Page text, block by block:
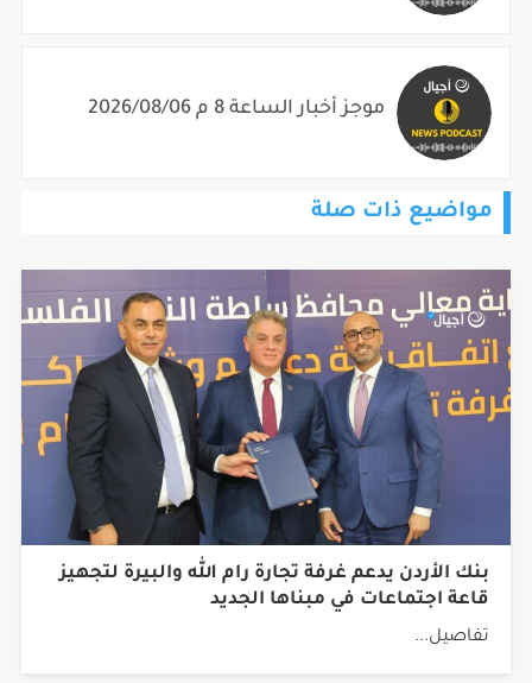
موجز أخبار الساعة 8 م 2026/08/06
مواضيع ذات صلة
بنك الأردن يدعم غرفة تجارة رام الله والبيرة لتجهيز
قاعة اجتماعات في مبناها الجديد
تفاصيل...